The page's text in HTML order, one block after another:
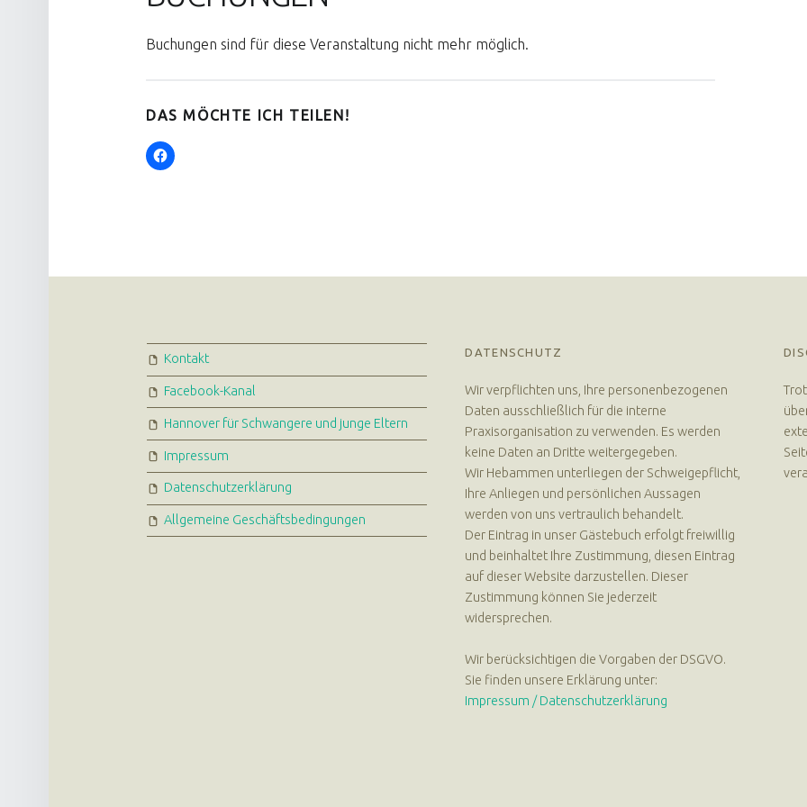
Buchungen sind für diese Veranstaltung nicht mehr möglich.
DAS MÖCHTE ICH TEILEN!
FOOTER SIDEBAR
Kontakt
Facebook-Kanal
Hannover für Schwangere und junge Eltern
Impressum
Datenschutzerklärung
Allgemeine Geschäftsbedingungen
DATENSCHUTZ
Wir verpflichten uns, Ihre personenbezogenen
Daten ausschließlich für die interne
Praxisorganisation zu verwenden. Es werden
keine Daten an Dritte weitergegeben.
Wir Hebammen unterliegen der Schweigepflicht,
Ihre Anliegen und persönlichen Aussagen
werden von uns vertraulich behandelt.
Der Eintrag in unser Gästebuch erfolgt freiwillig
und beinhaltet Ihre Zustimmung, diesen Eintrag
auf dieser Website darzustellen. Dieser
Zustimmung können Sie jederzeit
widersprechen.
Wir berücksichtigen die Vorgaben der DSGVO.
Sie finden unsere Erklärung unter:
Impressum / Datenschutzerklärung